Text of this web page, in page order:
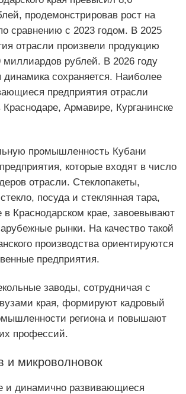
продемонстрировав рост на
сравнению с 2023 годом. В 2025
отрасли произвели продукцию
миллиардов рублей. В 2026 году
динамика сохраняется. Наиболее
предприятия отрасли
Армавире, Курганинске
промышленность Кубани
которые входят в число
отрасли. Стеклопакеты,
посуда и стеклянная тара,
в Краснодарском крае, завоевывают
рынки. На качество такой
производства ориентируются
предприятия.
заводы, сотрудничая с
края, формируют кадровый
региона и повышают
профессий.
и микроволновок
и динамично развивающиеся